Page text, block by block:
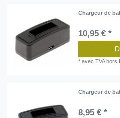
Chargeur de
10,95 € *
*avec TVAhors
Chargeur de
8,95 € *